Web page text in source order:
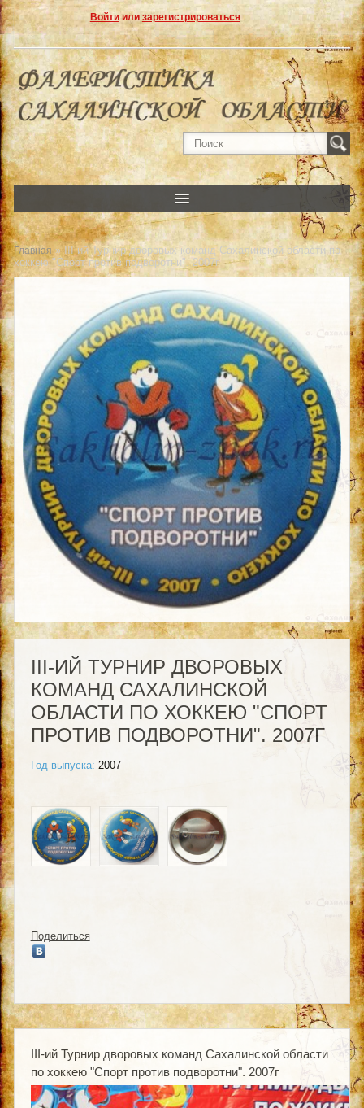
Войтиили зарегистрироваться
Главная » III-ий Турнир дворовых команд Сахалинской области по
хоккею "Спорт против подворотни". 2007г
III-ИЙ ТУРНИР ДВОРОВЫХ
КОМАНД САХАЛИНСКОЙ
ОБЛАСТИ ПО ХОККЕЮ "СПОРТ
ПРОТИВ ПОДВОРОТНИ". 2007Г
Год выпуска: 2007
Поделиться
III-ий Турнир дворовых команд Сахалинской области
по хоккею "Спорт против подворотни". 2007г